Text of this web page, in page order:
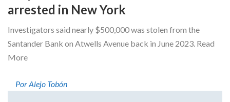
arrested in New York
Investigators said nearly $500,000 was stolen from the
Santander Bank on Atwells Avenue back in June 2023. Read
More
Por Alejo Tobón